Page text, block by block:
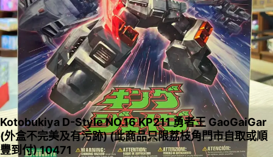
Kotobukiya D-Style NO.16 KP211 勇者王 GaoGaiGar
(外盒不完美及有污跡) (此商品只限荔枝角門市自取或順
豐到付) 10471